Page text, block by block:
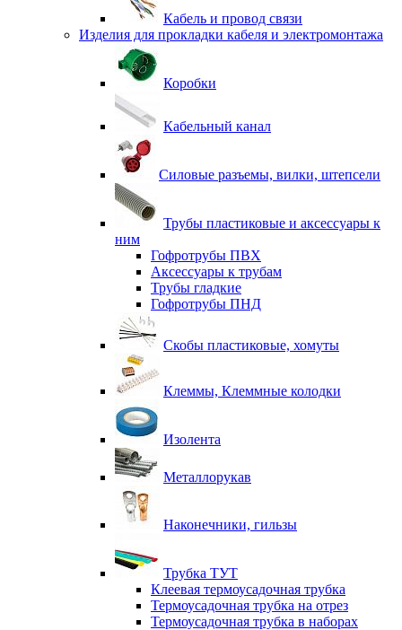
Кабель и провод связи
Изделия для прокладки кабеля и электромонтажа
Коробки
Кабельный канал
Силовые разъемы, вилки, штепсели
Трубы пластиковые и аксессуары к
ним
Гофротрубы ПВХ
Аксессуары к трубам
Трубы гладкие
Гофротрубы ПНД
Скобы пластиковые, хомуты
Клеммы, Клеммные колодки
Изолента
Металлорукав
Наконечники, гильзы
Трубка ТУТ
Клеевая термоусадочная трубка
Термоусадочная трубка на отрез
Термоусадочная трубка в наборах